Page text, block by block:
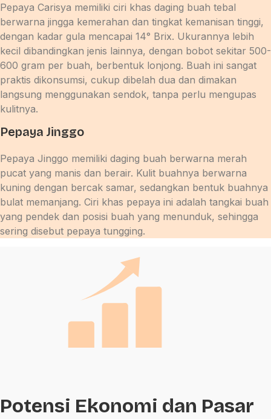
Pepaya Carisya memiliki ciri khas daging buah tebal
berwarna jingga kemerahan dan tingkat kemanisan tinggi,
dengan kadar gula mencapai 14° Brix. Ukurannya lebih
kecil dibandingkan jenis lainnya, dengan bobot sekitar 500-
600 gram per buah, berbentuk lonjong. Buah ini sangat
praktis dikonsumsi, cukup dibelah dua dan dimakan
langsung menggunakan sendok, tanpa perlu mengupas
kulitnya.
Pepaya Jinggo
Pepaya Jinggo memiliki daging buah berwarna merah
pucat yang manis dan berair. Kulit buahnya berwarna
kuning dengan bercak samar, sedangkan bentuk buahnya
bulat memanjang. Ciri khas pepaya ini adalah tangkai buah
yang pendek dan posisi buah yang menunduk, sehingga
sering disebut pepaya tungging.
Potensi Ekonomi dan Pasar